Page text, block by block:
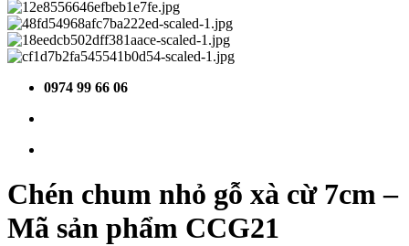
0974 99 66 06
Chén chum nhỏ gỗ xà cừ 7cm –
Mã sản phẩm CCG21